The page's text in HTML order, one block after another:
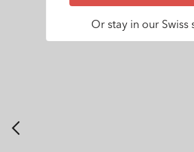
Or stay in our Swiss